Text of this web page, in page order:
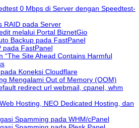
0 Mbps di Server dengan Speedtest-
RAID pada Server
melalui Portal BiznetGio
Backup pada FastPanel
pada FastPanel
“The Site Ahead Contains Harmful
Koneksi Cloudflare
Mengalami Out of Memory (OOM)
redirect url webmail, cpanel, whm
Hosting, NEO Dedicated Hosting, dan
Spamming pada WHM/cPanel